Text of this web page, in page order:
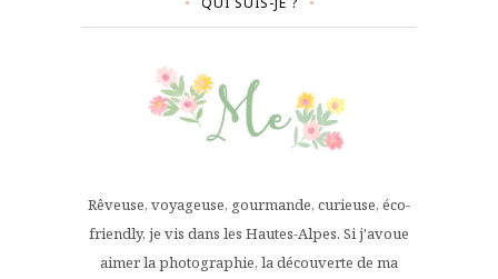
Rêveuse, voyageuse, gourmande, curieuse, éco-
friendly, je vis dans les Hautes-Alpes. Si j'avoue
aimer la photographie, la découverte de ma